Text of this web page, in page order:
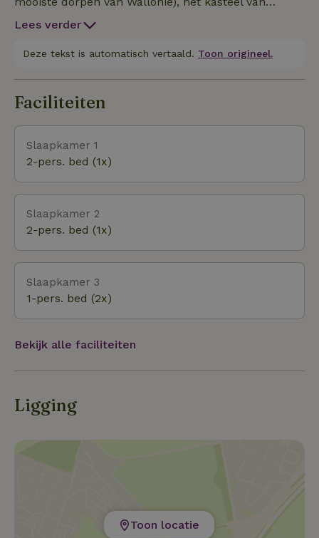
Chimay en de abdij van Scourmont
een aantal activiteiten aangeboden: stuwmeer van
(15km) Netwerk van meer dan 100km wandelingen
Chimay en zijn kasteel (13km) Val Joly
recreatiegebied (watersporten + wandelingen)
Lees verder
Deze tekst is automatisch vertaald. Toon origineel.
Faciliteiten
Slaapkamer 1
2-pers. bed (1x)
Slaapkamer 2
2-pers. bed (1x)
Slaapkamer 3
1-pers. bed (2x)
Bekijk alle faciliteiten
Ligging
Toon locatie